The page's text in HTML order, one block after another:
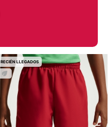
RECIÉN LLEGADOS